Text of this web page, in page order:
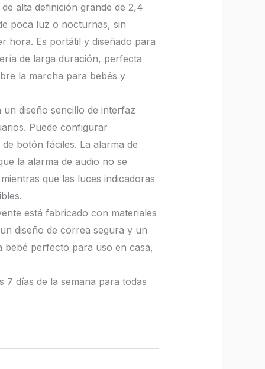
alta definición grande de 2,4
poca luz o nocturnas, sin
hora. Es portátil y diseñado para
de larga duración, perfecta
la marcha para bebés y
diseño sencillo de interfaz
Puede configurar
botón fáciles. La alarma de
la alarma de audio no se
que las luces indicadoras
está fabricado con materiales
diseño de correa segura y un
perfecto para uso en casa,
días de la semana para todas